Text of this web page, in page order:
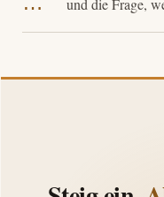
und die Frage,